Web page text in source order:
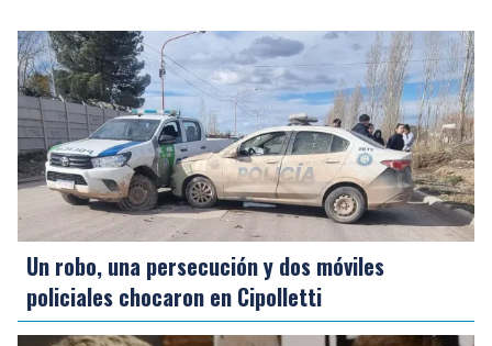
Un robo, una persecución y dos móviles
policiales chocaron en Cipolletti